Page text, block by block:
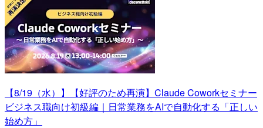
【8/19（水）】【好評のため再演】Claude Coworkセミナー
ビジネス職向け初級編｜日常業務をAIで自動化する「正しい
始め方」